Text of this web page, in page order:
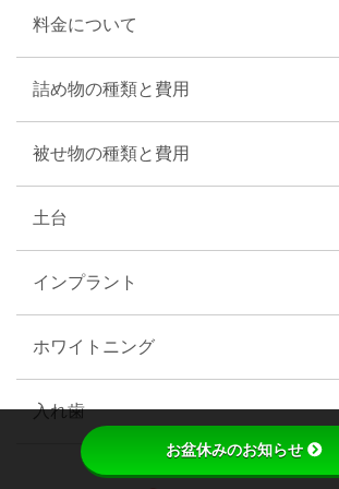
料金について
詰め物の種類と費用
被せ物の種類と費用
土台
インプラント
ホワイトニング
入れ歯
phone_iphone
072-966-1128
お盆休みのお知らせ